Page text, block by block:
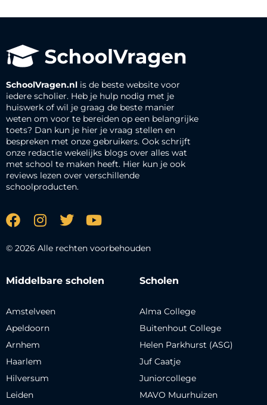
SchoolVragen.nl is de beste website voor
iedere scholier. Heb je hulp nodig met je
huiswerk of wil je graag de beste manier
weten om voor te bereiden op een belangrijke
toets? Dan kun je hier je vraag stellen en
bespreken met onze gebruikers. Ook schrijft
onze redactie wekelijks blogs over alles wat
met school te maken heeft. Hier kun je ook
reviews lezen over verschillende
schoolproducten.
© 2026 Alle rechten voorbehouden
Middelbare scholen
Amstelveen
Apeldoorn
Arnhem
Haarlem
Hilversum
Leiden
Scholen
Alma College
Buitenhout College
Helen Parkhurst (ASG)
Juf Caatje
Juniorcollege
MAVO Muurhuizen